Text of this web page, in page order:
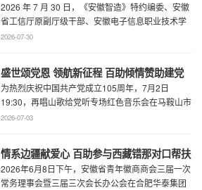
厅级干部、安徽电子信息职业技术学院原党
委书记石象斌莅临百助考察交流
2026 年 7 月 30 日，《安徽智造》特约编委、安徽
省工信厅原副厅级干部、安徽电子信息职业技术学
院原党委书记石象斌莅临百助考 ...
2026-07-30
盛世颂党恩 领航新征程 百助倾情赞助建党
105周年文艺展演
为热烈庆祝中国共产党成立105周年，7月2日
19:30，再唱山歌给党听专场红色音乐会在马鞍山市
工人文化宫职工剧场精彩上演。本场音乐会由 ...
2026-07-03
情系边疆献爱心 百助参与西藏错那对口帮扶
行动
2026年6月8日下午，安徽省青年徽商商会三届一次
常务理事会暨三届三次会长办公会在合肥华泰集团